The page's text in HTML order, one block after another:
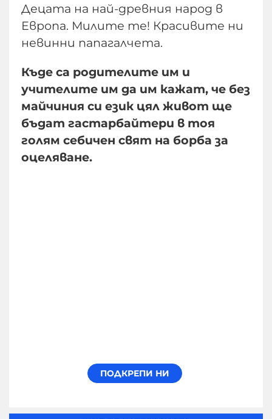
Децата на най-древния народ в
Европа. Милите те! Красивите ни
невинни папагалчета.
Къде са родителите им и
учителите им да им кажат, че без
майчиния си език цял живот ще
бъдат гастарбайтери в тоя
голям себичен свят на борба за
оцеляване.